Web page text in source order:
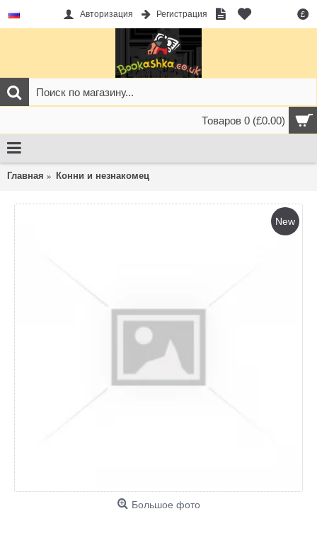
£
Авторизация Регистрация
Товаров 0 (£0.00)
Главная Конни и незнакомец
New
Большое фото